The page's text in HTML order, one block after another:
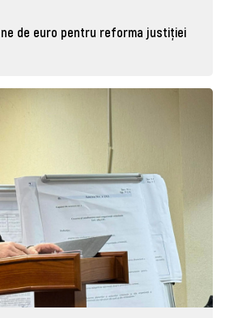
de euro pentru reforma justiției